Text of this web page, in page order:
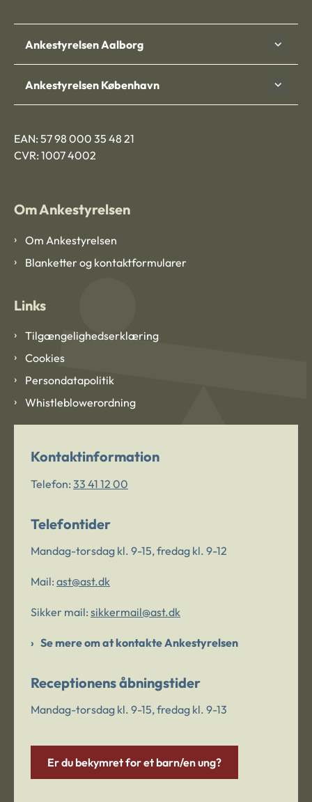
Ankestyrelsen Aalborg
Ankestyrelsen København
EAN: 57 98 000 35 48 21
CVR: 1007 4002
Om Ankestyrelsen
Om Ankestyrelsen
Blanketter og kontaktformularer
Links
Tilgængelighedserklæring
Cookies
Persondatapolitik
Whistleblowerordning
Kontaktinformation
Telefon: 33 41 12 00
Telefontider
Mandag-torsdag kl. 9-15, fredag kl. 9-12
Mail: ast@ast.dk
Sikker mail: sikkermail@ast.dk
Se mere om at kontakte Ankestyrelsen
Receptionens åbningstider
Mandag-torsdag kl. 9-15, fredag kl. 9-13
Er du bekymret for et barn/en ung?